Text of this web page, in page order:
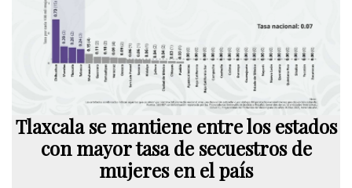
Tlaxcala se mantiene entre los estados
con mayor tasa de secuestros de
mujeres en el país